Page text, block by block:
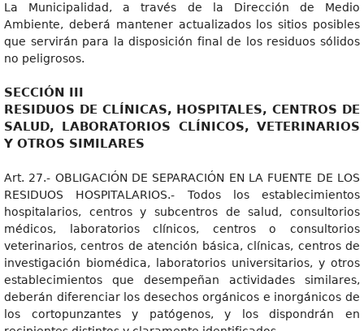
La Municipalidad, a través de la Dirección de Medio
Ambiente, deberá mantener actualizados los sitios posibles
que servirán para la disposición final de los residuos sólidos
no peligrosos.
SECCIÓN III
RESIDUOS DE CLÍNICAS, HOSPITALES, CENTROS DE
SALUD, LABORATORIOS CLÍNICOS, VETERINARIOS
Y OTROS SIMILARES
Art. 27.- OBLIGACIÓN DE SEPARACIÓN EN LA FUENTE DE LOS
RESIDUOS HOSPITALARIOS.- Todos los establecimientos
hospitalarios, centros y subcentros de salud, consultorios
médicos, laboratorios clínicos, centros o consultorios
veterinarios, centros de atención básica, clínicas, centros de
investigación biomédica, laboratorios universitarios, y otros
establecimientos que desempeñan actividades similares,
deberán diferenciar los desechos orgánicos e inorgánicos de
los cortopunzantes y patógenos, y los dispondrán en